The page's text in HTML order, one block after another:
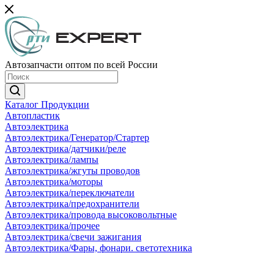
Автозапчасти оптом по всей России
Каталог Продукции
Автопластик
Автоэлектрика
Автоэлектрика/Генератор/Стартер
Автоэлектрика/датчики/реле
Автоэлектрика/лампы
Автоэлектрика/жгуты проводов
Автоэлектрика/моторы
Автоэлектрика/переключатели
Автоэлектрика/предохранители
Автоэлектрика/провода высоковольтные
Автоэлектрика/прочее
Автоэлектрика/свечи зажигания
Автоэлектрика/Фары, фонари. светотехника